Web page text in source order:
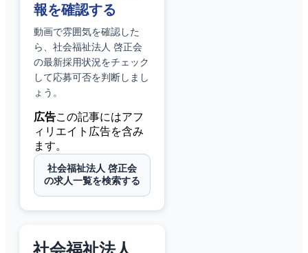
報を確認する
動画で雰囲気を確認した
ら、 社会福祉法人 啓正会
の最新採用状況をチェック
して応募可否を判断しまし
ょう。
広告この記事にはアフ
ィリエイト広告を含み
ます。
社会福祉法人 啓正会
の求人一覧を検索する